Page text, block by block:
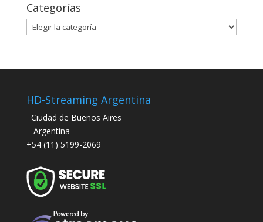
Categorías
Categorías
HD-Streaming Argentina
Ciudad de Buenos Aires
Argentina
+54 (11) 5199-2069